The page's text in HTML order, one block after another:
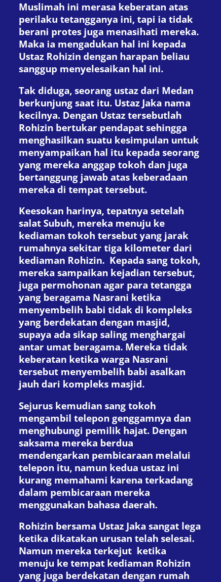
Muslimah ini merasa keberatan atas
perilaku tetangganya ini, tapi ia tidak
berani protes juga menasihati mereka.
Maka ia mengadukan hal ini kepada
Ustaz Rohizin dengan harapan beliau
sanggup menyelesaikan hal ini.
Tak diduga, seorang ustaz dari Medan
berkunjung saat itu. Ustaz Jaka nama
kecilnya. Dengan Ustaz tersebutlah
Rohizin bertukar pendapat sehingga
menghasilkan suatu kesimpulan untuk
menyampaikan hal itu kepada seorang
yang mereka anggap tokoh dan juga
bertanggung jawab atas keberadaan
mereka di tempat tersebut.
Keesokan harinya, tepatnya setelah
salat Subuh, mereka menuju ke
kediaman tokoh tersebut yang jarak
rumahnya sekitar tiga kilometer dari
kediaman Rohizin. Kepada sang tokoh,
mereka sampaikan kejadian tersebut,
juga permohonan agar para tetangga
yang beragama Nasrani ketika
menyembelih babi tidak di kompleks
yang berdekatan dengan masjid,
supaya ada sikap saling menghargai
antar umat beragama. Mereka tidak
keberatan ketika warga Nasrani
tersebut menyembelih babi asalkan
jauh dari kompleks masjid.
Sejurus kemudian sang tokoh
mengambil telepon genggamnya dan
menghubungi pemilik hajat. Dengan
saksama mereka berdua
mendengarkan pembicaraan melalui
telepon itu, namun kedua ustaz ini
kurang memahami karena terkadang
dalam pembicaraan mereka
menggunakan bahasa daerah.
Rohizin bersama Ustaz Jaka sangat lega
ketika dikatakan urusan telah selesai.
Namun mereka terkejut ketika
menuju ke tempat kediaman Rohizin
yang juga berdekatan dengan rumah